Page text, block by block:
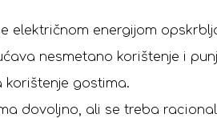
električnom energijom
nesmetano korištenje i
korištenje gostima.
dovoljno, ali se treba